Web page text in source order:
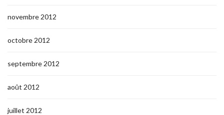
novembre 2012
octobre 2012
septembre 2012
août 2012
juillet 2012